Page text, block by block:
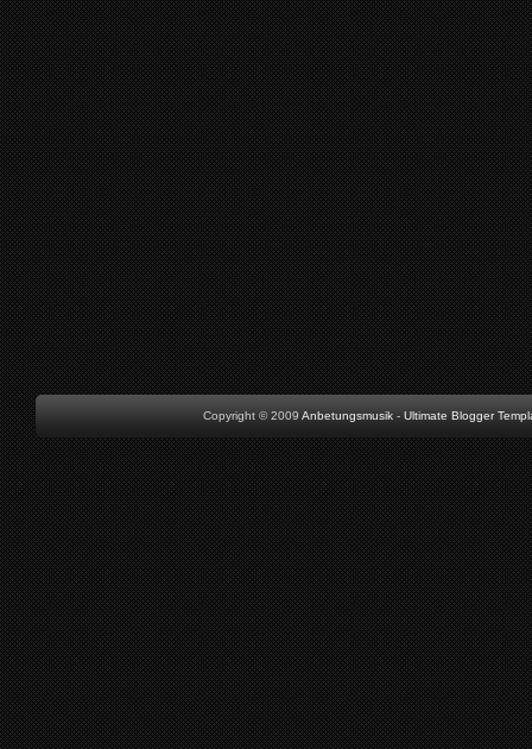
Copyright © 2009 Anbetungsmusik - Ultimate Blogger